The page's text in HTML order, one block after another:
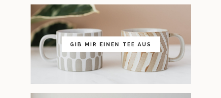
GIB MIR EINEN TEE AUS